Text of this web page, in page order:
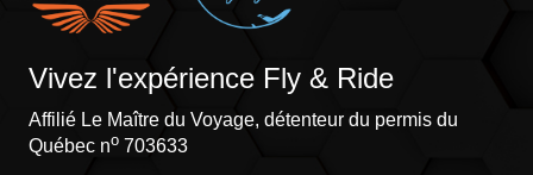
Vivez l'expérience Fly & Ride
Affilié Le Maître du Voyage, détenteur du permis du
Québec no 703633